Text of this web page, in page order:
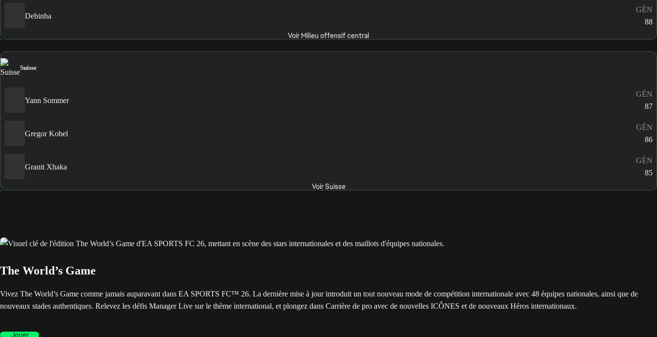
Debinha
GÉN
88
Voir Milieu offensif central
Suisse
Yann Sommer
GÉN
87
Gregor Kobel
GÉN
86
Granit Xhaka
GÉN
85
Voir Suisse
The World’s Game
Vivez The World’s Game comme jamais auparavant dans EA SPORTS FC™ 26. La dernière mise à jour introduit un tout nouveau mode de compétition internationale avec 48 équipes nationales, ainsi que de
nouveaux stades authentiques. Relevez les défis Manager Live sur le thème international, et plongez dans Carrière de pro avec de nouvelles ICÔNES et de nouveaux Héros internationaux.